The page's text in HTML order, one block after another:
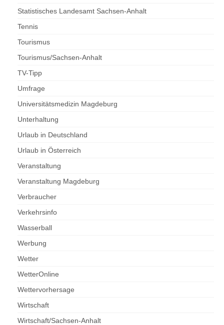
Statistisches Landesamt Sachsen-Anhalt
Tennis
Tourismus
Tourismus/Sachsen-Anhalt
TV-Tipp
Umfrage
Universitätsmedizin Magdeburg
Unterhaltung
Urlaub in Deutschland
Urlaub in Österreich
Veranstaltung
Veranstaltung Magdeburg
Verbraucher
Verkehrsinfo
Wasserball
Werbung
Wetter
WetterOnline
Wettervorhersage
Wirtschaft
Wirtschaft/Sachsen-Anhalt